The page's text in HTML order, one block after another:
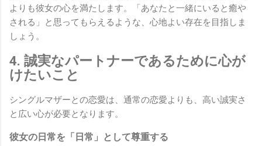
よりも彼女の心を満たします。「あなたと一緒にいると癒や
される」と思ってもらえるような、心地よい存在を目指しま
しょう。
4. 誠実なパートナーであるために心が
けたいこと
シングルマザーとの恋愛は、通常の恋愛よりも、高い誠実さ
と広い心が必要となります。
彼女の日常を「日常」として尊重する